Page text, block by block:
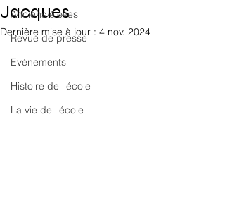
Anciens élèves
Revue de presse
Evénements
Histoire de l'école
La vie de l'école
Jacques
Dernière mise à jour : 4 nov. 2024